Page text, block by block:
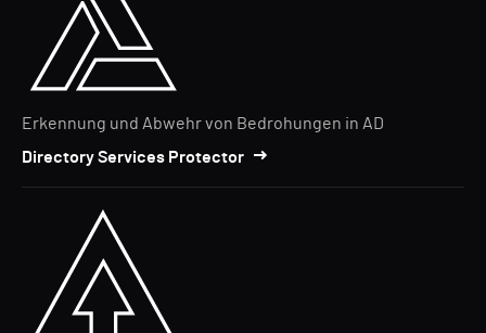
Erkennung und Abwehr von Bedrohungen in AD
Directory Services Protector